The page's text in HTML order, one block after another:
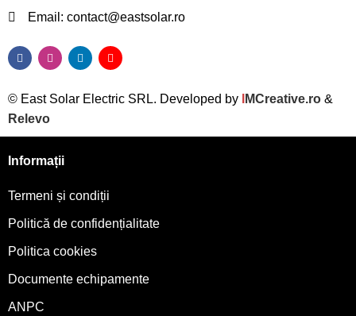
Email: contact@eastsolar.ro
© East Solar Electric SRL. Developed by MCreative.ro &
Relevo
Informații
Termeni și condiții
Politică de confidențialitate
Politica cookies
Documente echipamente
ANPC